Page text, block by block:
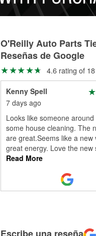
O'Reilly Auto Parts
Reseñas de Google
4.6 rating of
Kenny Spell
7 days ago
Looks like someone
some house cleaning. The
are great.Seems like a new
great energy. Love the new
Read More